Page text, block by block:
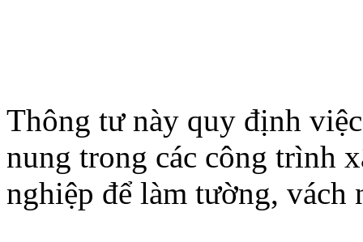
Thông tư này quy định
nung trong các công trình
nghiệp để làm tường, vách